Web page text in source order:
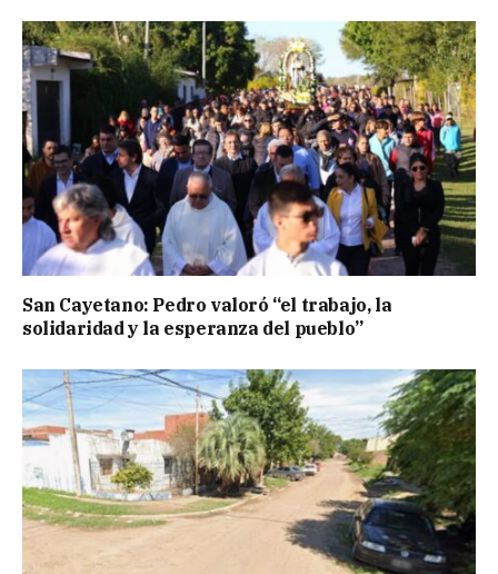
San Cayetano: Pedro valoró “el trabajo, la
solidaridad y la esperanza del pueblo”